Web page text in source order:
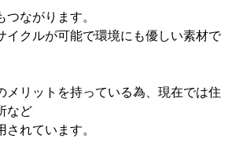
つながります。
イクルが可能で環境にも優しい素材で
メリットを持っている為、現在では住
など
れています。